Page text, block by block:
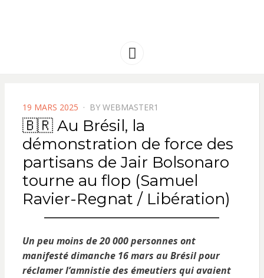
AMERIQUE
Menu
POSTED
ON
19 MARS 2025 BY WEBMASTER1
🇧🇷 Au Brésil, la
démonstration de force des
partisans de Jair Bolsonaro
tourne au flop (Samuel
Ravier-Regnat / Libération)
Un peu moins de 20 000 personnes ont
manifesté dimanche 16 mars au Brésil pour
réclamer l’amnistie des émeutiers qui avaient